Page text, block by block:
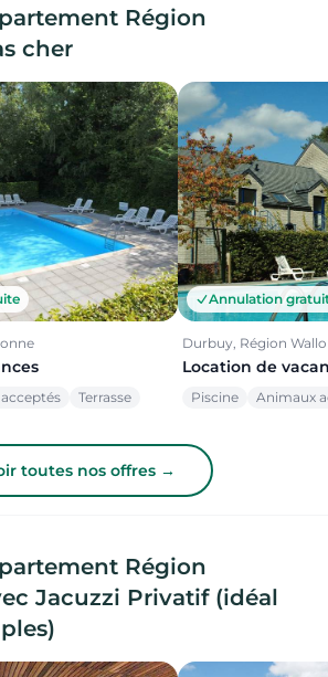
Région
cher
Terrasse
Annulation
Durbuy, Région
Location de
Piscine Animaux
toutes nos offres →
Région
Jacuzzi Privatif (idéal